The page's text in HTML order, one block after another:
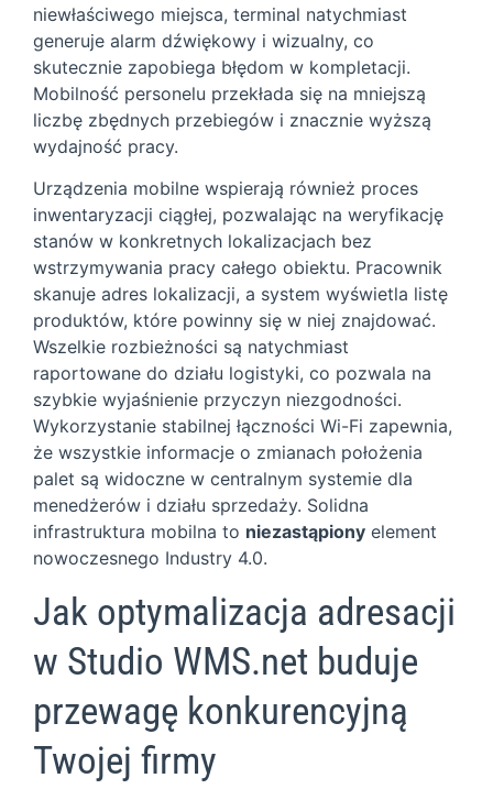
niewłaściwego miejsca, terminal natychmiast
generuje alarm dźwiękowy i wizualny, co
skutecznie zapobiega błędom w kompletacji.
Mobilność personelu przekłada się na mniejszą
liczbę zbędnych przebiegów i znacznie wyższą
wydajność pracy.
Urządzenia mobilne wspierają również proces
inwentaryzacji ciągłej, pozwalając na weryfikację
stanów w konkretnych lokalizacjach bez
wstrzymywania pracy całego obiektu. Pracownik
skanuje adres lokalizacji, a system wyświetla listę
produktów, które powinny się w niej znajdować.
Wszelkie rozbieżności są natychmiast
raportowane do działu logistyki, co pozwala na
szybkie wyjaśnienie przyczyn niezgodności.
Wykorzystanie stabilnej łączności Wi-Fi zapewnia,
że wszystkie informacje o zmianach położenia
palet są widoczne w centralnym systemie dla
menedżerów i działu sprzedaży. Solidna
infrastruktura mobilna to niezastąpiony element
nowoczesnego Industry 4.0.
Jak optymalizacja adresacji
w Studio WMS.net buduje
przewagę konkurencyjną
Twojej firmy